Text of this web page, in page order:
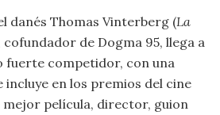
danés Thomas Vinterberg (La
cofundador de Dogma 95, llega a
fuerte competidor, con una
incluye en los premios del cine
mejor película, director, guion